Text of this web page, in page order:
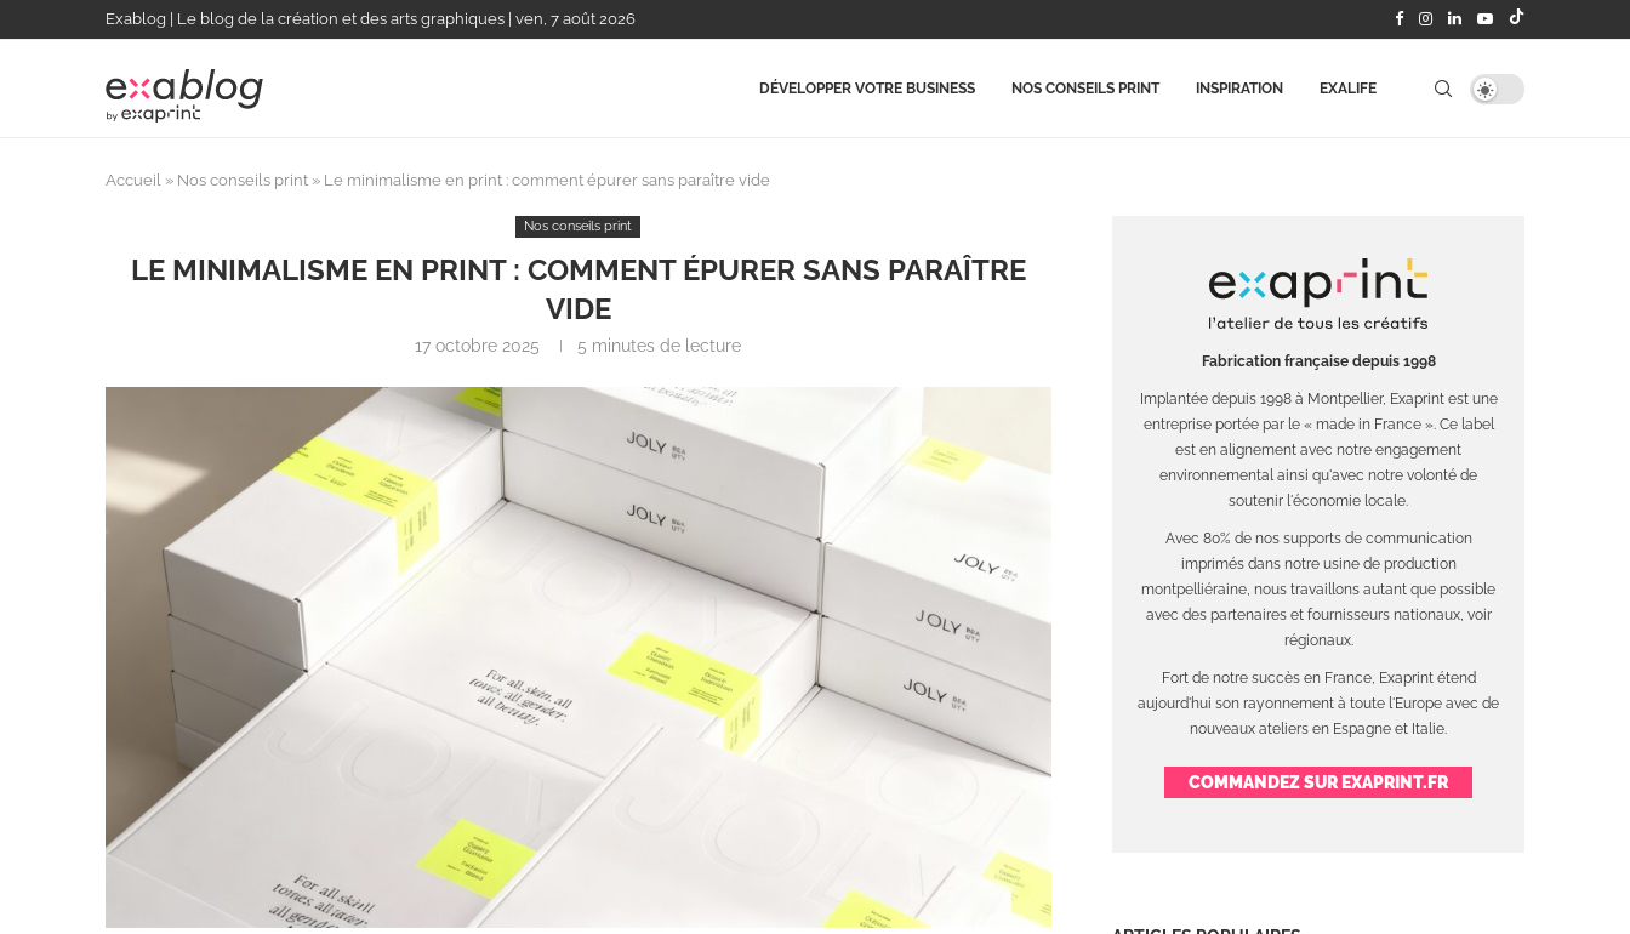
Exablog | Le blog de la création et des arts graphiques | ven, 7 août 2026
DÉVELOPPER VOTRE BUSINESS NOS CONSEILS PRINT INSPIRATION EXALIFE
Accueil » Nos conseils print » Le minimalisme en print : comment épurer sans paraître vide
Nos conseils print
LE MINIMALISME EN PRINT : COMMENT ÉPURER SANS PARAÎTRE
VIDE
17 octobre 2025 5 minutes de lecture
Fabrication française depuis 1998
Implantée depuis 1998 à Montpellier, Exaprint est une
entreprise portée par le « made in France ». Ce label
est en alignement avec notre engagement
environnemental ainsi qu'avec notre volonté de
soutenir l'économie locale.
Avec 80% de nos supports de communication
imprimés dans notre usine de production
montpelliéraine, nous travaillons autant que possible
avec des partenaires et fournisseurs nationaux, voir
régionaux.
Fort de notre succès en France, Exaprint étend
aujourd'hui son rayonnement à toute l'Europe avec de
nouveaux ateliers en Espagne et Italie.
COMMANDEZ SUR EXAPRINT.FR